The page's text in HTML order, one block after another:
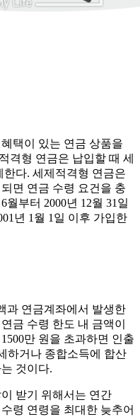
택이 있는 연금 상품을
격형 연금은 납입할 때 세
다. 세제적격형 연금은
면 연금 수령 요건을 충
월부터 2000년 12월 31일
년 1월 1일 이후 가입한
과 연금계좌에서 발생한
금 수령 한도 내 금액이
만 원을 초과하면 인출
하거나 종합소득에 합산
것이다.
받기 위해서는 연간
령 연령을 최대한 늦추어